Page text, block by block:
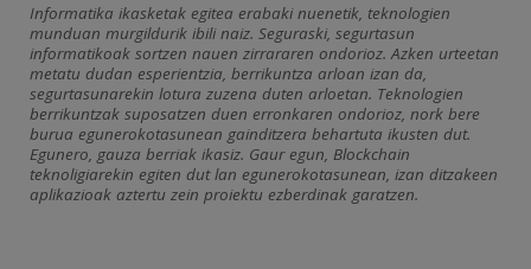
Informatika ikasketak egitea erabaki nuenetik, teknologien
munduan murgildurik ibili naiz. Seguraski, segurtasun
informatikoak sortzen nauen zirrararen ondorioz. Azken urteetan
metatu dudan esperientzia, berrikuntza arloan izan da,
segurtasunarekin lotura zuzena duten arloetan. Teknologien
berrikuntzak suposatzen duen erronkaren ondorioz, nork bere
burua egunerokotasunean gainditzera behartuta ikusten dut.
Egunero, gauza berriak ikasiz. Gaur egun, Blockchain
teknoligiarekin egiten dut lan egunerokotasunean, izan ditzakeen
aplikazioak aztertu zein proiektu ezberdinak garatzen.